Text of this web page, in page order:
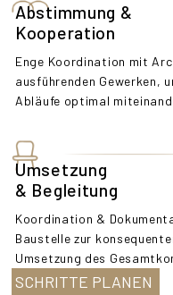
Abstimmung &
Kooperation
Enge Koordination mit
ausführenden Gewerken,
Abläufe optimal
Umsetzung
& Begleitung
Koordination &
Baustelle zur
Umsetzung des
SCHRITTE PLANEN